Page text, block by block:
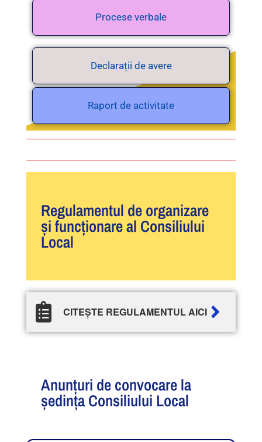
Procese verbale
Declarații de avere
Raport de activitate
Regulamentul de organizare
și funcționare al Consiliului
Local
CITEȘTE REGULAMENTUL AICI
Anunțuri de convocare la
ședința Consiliului Local